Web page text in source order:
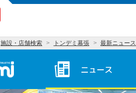
施設・店舗検索 トンデミ幕張 最新ニュース
トンデミ幕張 HOMEニュース